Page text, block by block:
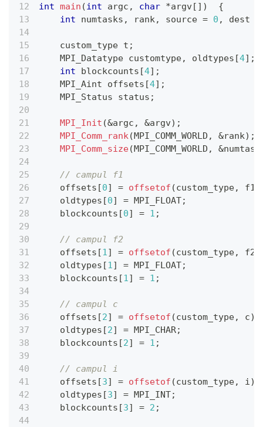
int main (int argc , char *argv[ ] )
{
int numtasks , rank, source = 0 , dest
    custom_type t
;
    MPI_Datatype customtype
, oldtypes [4] ;
int blockcounts [4] ;
    MPI_Aint offsets
[4] ;
    MPI_Status status
;
MPI_Init (&argc , &argv) ;
MPI_Comm_rank(MPI_COMM_WORLD , &rank) ;
MPI_Comm_size(MPI_COMM_WORLD , &
// campul f1
    offsets
[0] = offsetof (custom_type, f1
    oldtypes
[0] = MPI_FLOAT;
    blockcounts
[0] = 1 ;
// campul f2
    offsets
[1] = offsetof (custom_type, f2
    oldtypes
[1] = MPI_FLOAT;
    blockcounts
[1] = 1 ;
// campul c
    offsets
[2] = offsetof (custom_type, c)
    oldtypes
[2] = MPI_CHAR;
    blockcounts
[2] = 1 ;
// campul i
    offsets
[3] = offsetof (custom_type, i)
    oldtypes
[3] = MPI_INT;
    blockcounts
[3] = 2 ;